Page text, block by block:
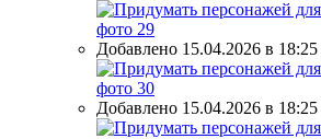
Добавлено 15.04.2026 в 18:25
Добавлено 15.04.2026 в 18:25